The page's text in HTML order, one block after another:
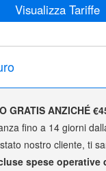
Visualizza Tariffe
GRATIS ANZICHÉ
fino a 14 giorni
nostro cliente, ti
spese operative